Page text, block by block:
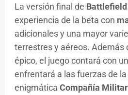
La versión final de
experiencia de la beta con
adicionales y una mayor
terrestres y aéreos. Además
épico, el juego contará con un
enfrentará a las fuerzas de la
enigmática Compañía